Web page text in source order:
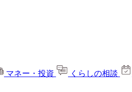
マネー・投資 くらしの相談